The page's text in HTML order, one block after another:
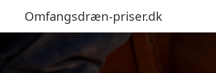
Omfangsdræn-priser.dk